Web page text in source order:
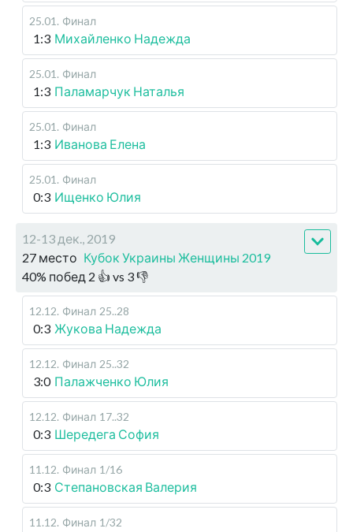
25.01 . Финал
1:3 Михайленко Надежда
25.01 . Финал
1:3 Паламарчук Наталья
25.01 . Финал
1:3 Иванова Елена
25.01 . Финал
0:3 Ищенко Юлия
12-13 дек., 2019
27 место Кубок Украины Женщины 2019
40% побед 2 👍 vs 3👎
12.12. Финал 25..28
0:3 Жукова Надежда
12.12. Финал 25..32
3:0 Палажченко Юлия
12.12. Финал 17..32
0:3 Шередега София
11.12. Финал 1/16
0:3 Степановская Валерия
11.12. Финал 1/32